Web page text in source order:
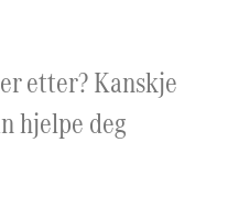
etter? Kanskje
hjelpe deg